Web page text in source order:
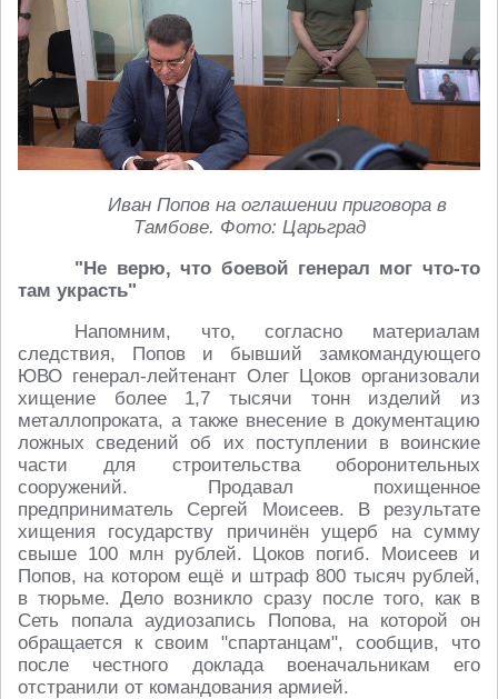
Иван Попов на оглашении приговора в
Тамбове. Фото: Царьград
"Не верю, что боевой генерал мог что-то
там украсть"
Напомним, что, согласно материалам
следствия, Попов и бывший замкомандующего
ЮВО генерал-лейтенант Олег Цоков организовали
хищение более 1,7 тысячи тонн изделий из
металлопроката, а также внесение в документацию
ложных сведений об их поступлении в воинские
части для строительства оборонительных
сооружений. Продавал похищенное
предприниматель Сергей Моисеев. В результате
хищения государству причинён ущерб на сумму
свыше 100 млн рублей. Цоков погиб. Моисеев и
Попов, на котором ещё и штраф 800 тысяч рублей,
в тюрьме. Дело возникло сразу после того, как в
Сеть попала аудиозапись Попова, на которой он
обращается к своим "спартанцам", сообщив, что
после честного доклада военачальникам его
отстранили от командования армией.